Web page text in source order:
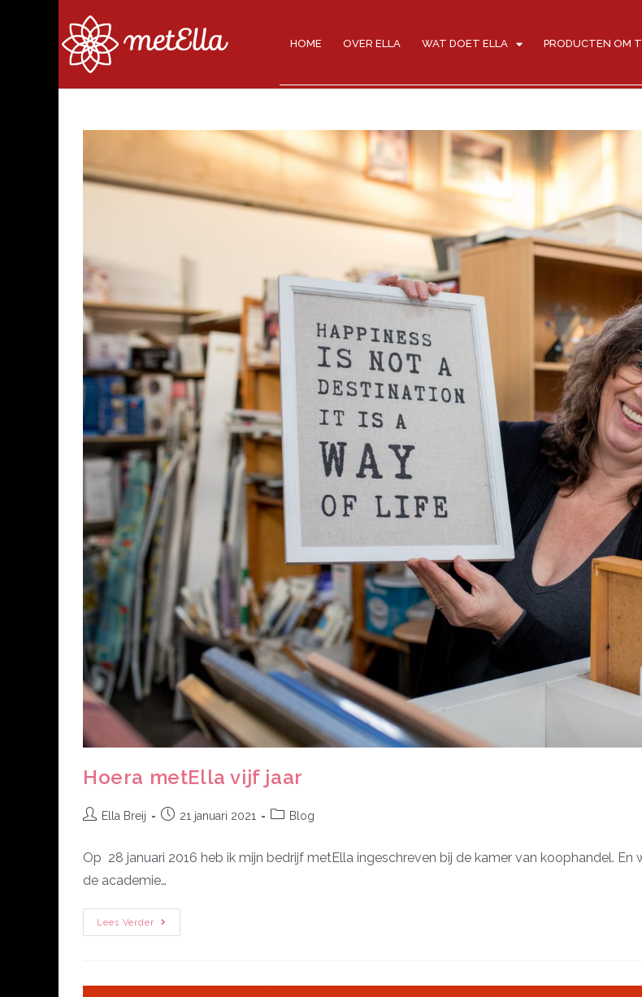
HOME OVER ELLA WAT DOET ELLA PRODUCTEN OM
Hoera metElla vijf jaar
Ella Breij 21 januari 2021 Blog
Op 28 januari 2016 heb ik mijn bedrijf metElla ingeschreven bij de kamer van koophandel.
de academie…
Lees Verder